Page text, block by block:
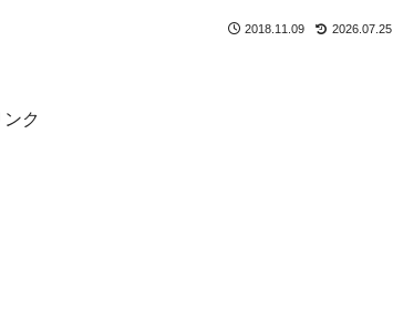
2018.11.09 2026.07.25
ク